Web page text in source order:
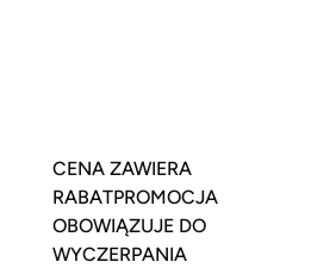
CENA ZAWIERA
RABATPROMOCJA
OBOWIĄZUJE DO
WYCZERPANIA